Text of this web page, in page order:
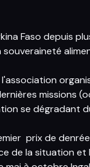
Faso depuis
missions
se dégradant
prix de
de la situation et